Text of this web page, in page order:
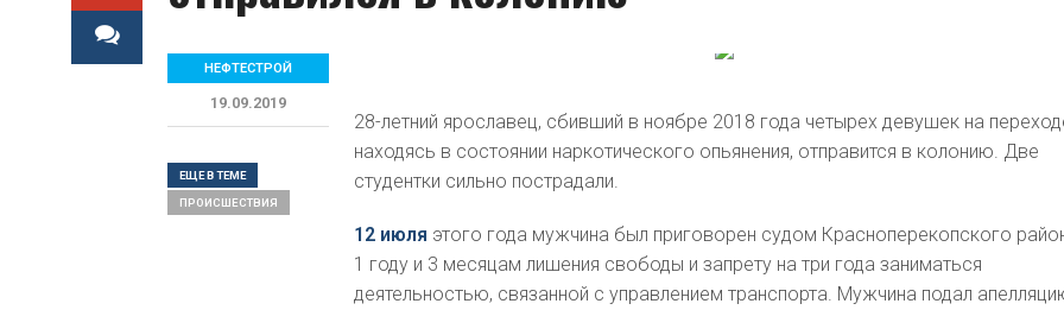
28-летний ярославец, сбивший в ноябре 2018 года четырех девушек на
находясь в состоянии наркотического опьянения, отправится в колонию. Две
студентки сильно пострадали.
12 июля этого года мужчина был приговорен судом Красноперекопского
1 году и 3 месяцам лишения свободы и запрету на три года заниматься
деятельностью, связанной с управлением транспорта. Мужчина подал
НЕФТЕСТРОЙ
19.09.2019
ЕЩЕ В ТЕМЕ
ПРОИСШЕСТВИЯ